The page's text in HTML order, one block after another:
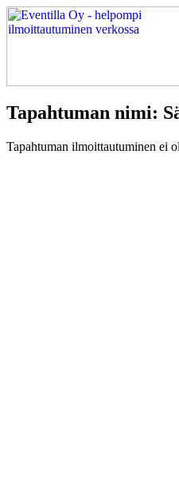
Tapahtuman nimi:
Tapahtuman ilmoittautuminen ei